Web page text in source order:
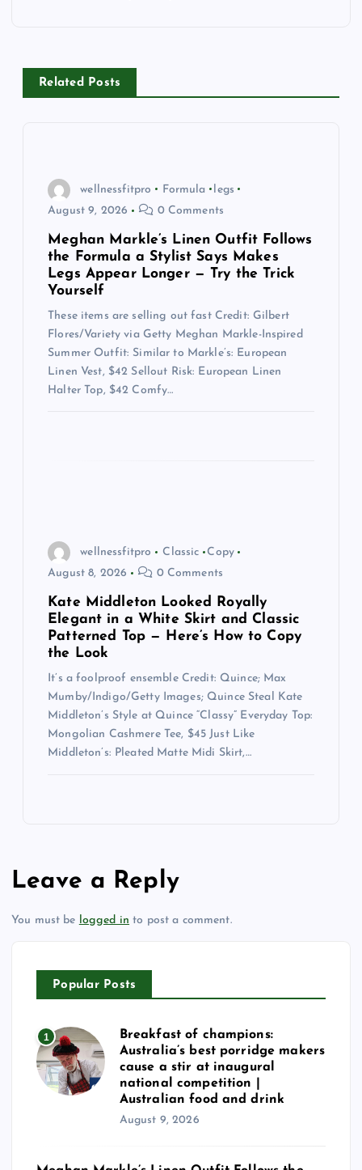
v
Related Posts
wellnessfitpro Formula
legs
August 9, 2026
0 Comments
Meghan Markle’s Linen Outfit Follows
the Formula a Stylist Says Makes
Legs Appear Longer — Try the Trick
Yourself
These items are selling out fast Credit: Gilbert
Flores/Variety via Getty Meghan Markle-Inspired
Summer Outfit: Similar to Markle’s: European
Linen Vest, $42 Sellout Risk: European Linen
Halter Top, $42 Comfy…
wellnessfitpro Classic
Copy
August 8, 2026
0 Comments
Kate Middleton Looked Royally
Elegant in a White Skirt and Classic
Patterned Top — Here’s How to Copy
the Look
It’s a foolproof ensemble Credit: Quince; Max
Mumby/Indigo/Getty Images; Quince Steal Kate
Middleton’s Style at Quince “Classy” Everyday Top:
Mongolian Cashmere Tee, $45 Just Like
Middleton’s: Pleated Matte Midi Skirt,…
Leave a Reply
You must be logged in to post a comment.
Popular Posts
1
Breakfast of champions:
Australia’s best porridge makers
cause a stir at inaugural
national competition |
Australian food and drink
August 9, 2026